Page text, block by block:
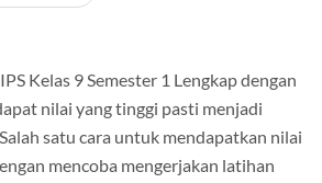
Kelas 9 Semester 1 Lengkap dengan
nilai yang tinggi pasti menjadi
satu cara untuk mendapatkan nilai
mencoba mengerjakan latihan